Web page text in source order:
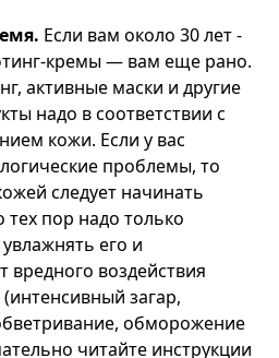
Если вам около 30 лет -
кремы — вам еще рано.
активные маски и другие
надо в соответствии с
кожи. Если у вас
проблемы, то
следует начинать
тех пор надо только
его и
вредного воздействия
загар,
обморожение
читайте инструкции